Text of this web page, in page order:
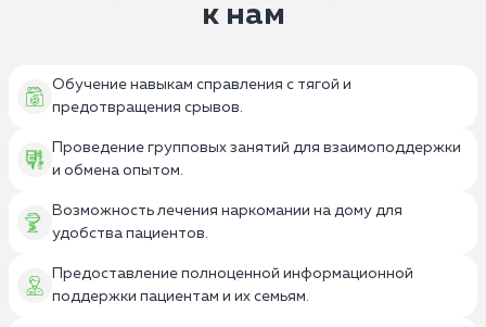
к нам
Обучение навыкам справления с тягой и
предотвращения срывов.
Проведение групповых занятий для взаимоподдержки
и обмена опытом.
Возможность лечения наркомании на дому для
удобства пациентов.
Предоставление полноценной информационной
поддержки пациентам и их семьям.